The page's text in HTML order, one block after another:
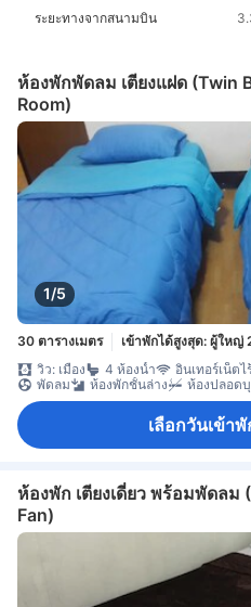
ระยะทางจากสนามบิน
ห้องพักพัดลม เตียงแฝด (Twin
Room)
1/5
30 ตารางเมตร เข้าพักได้สูงสุด: ผู้ใหญ่
วิว: เมือง
4 ห้องน้ำ อินเทอร์เน็ตไ
พัดลม
ห้องพักชั้นล่าง ห้องปลอด
เลือกวันเข้า
ห้องพัก เตียงเดี่ยว พร้อมพัดลม
Fan)